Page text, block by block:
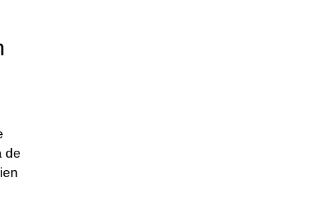
de